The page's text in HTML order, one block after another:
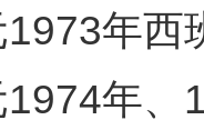
年西
年、